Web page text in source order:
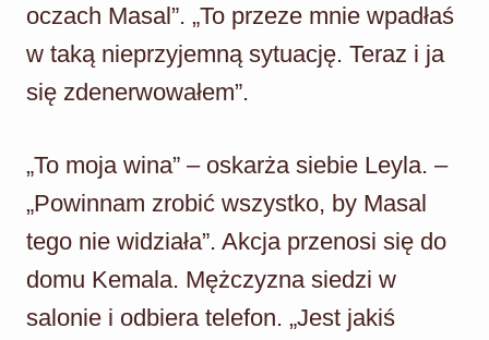
oczach Masal”. „To przeze mnie wpadłaś
w taką nieprzyjemną sytuację. Teraz i ja
się zdenerwowałem”.
„To moja wina” – oskarża siebie Leyla. –
„Powinnam zrobić wszystko, by Masal
tego nie widziała”. Akcja przenosi się do
domu Kemala. Mężczyzna siedzi w
salonie i odbiera telefon. „Jest jakiś